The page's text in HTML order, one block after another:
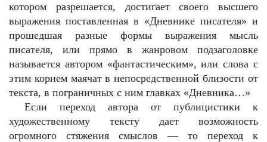
котором разрешается, достигает своего высшего
выражения поставленная в «Дневнике писателя» и
прошедшая разные формы выражения мысль
писателя, или прямо в жанровом подзаголовке
называется автором «фантастическим», или слова с
этим корнем маячат в непосредственной близости от
текста, в пограничных с ним главках «Дневника…»
Если переход автора от публицистики к
художественному тексту дает возможность
огромного стяжения смыслов — то переход к